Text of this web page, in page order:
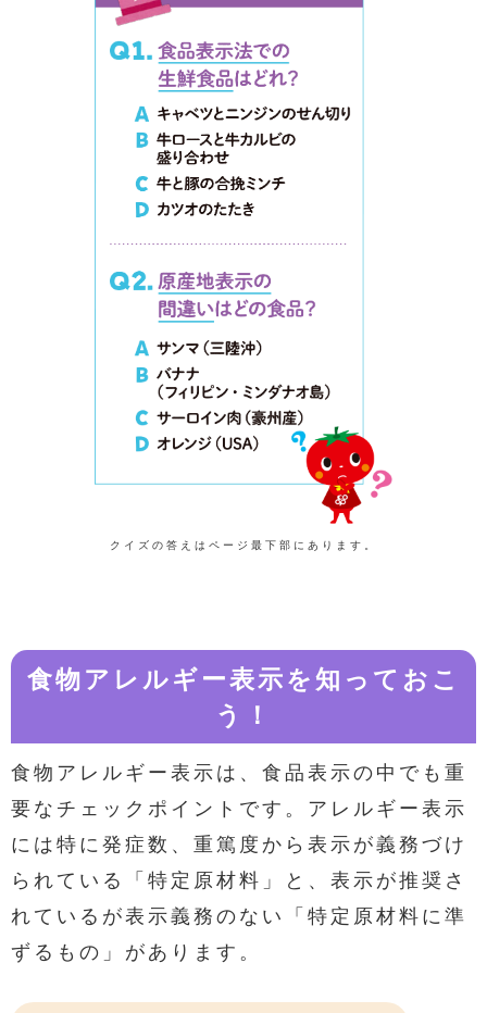
クイズの答えはページ最下部にあります。
食物アレルギー表示を知っておこ
う！
食物アレルギー表示は、食品表示の中でも重
要なチェックポイントです。アレルギー表示
には特に発症数、重篤度から表示が義務づけ
られている「特定原材料」と、表示が推奨さ
れているが表示義務のない「特定原材料に準
ずるもの」があります。